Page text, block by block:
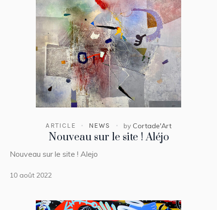
ARTICLE NEWS by Cortade'Art
Nouveau sur le site ! Aléjo
Nouveau sur le site ! Alejo
10 août 2022